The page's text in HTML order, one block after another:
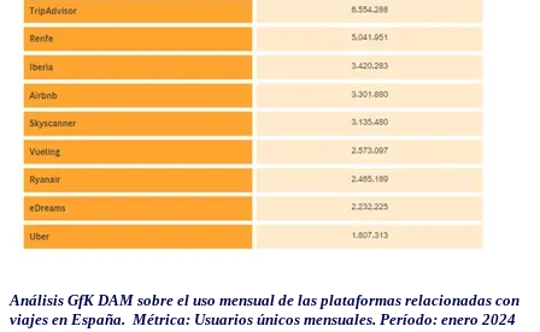
Análisis GfK DAM sobre el uso mensual de las plataformas relacionadas con
viajes en España. Métrica: Usuarios únicos mensuales. Período: enero 2024